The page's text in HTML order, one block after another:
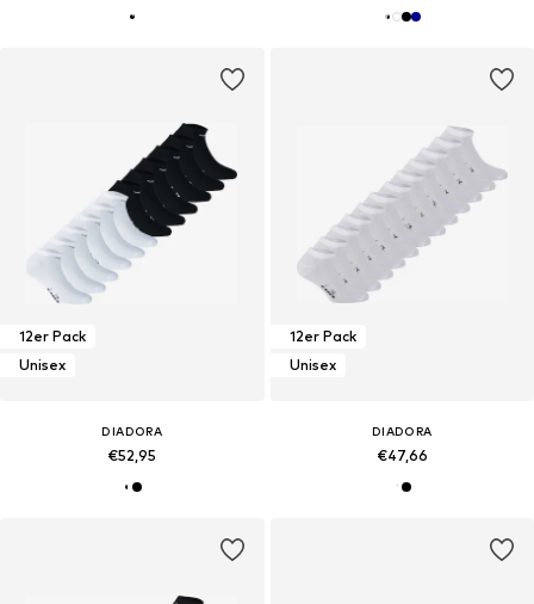
12er Pack
Unisex
DIADORA
€52,95
12er Pack
Unisex
DIADORA
€47,66